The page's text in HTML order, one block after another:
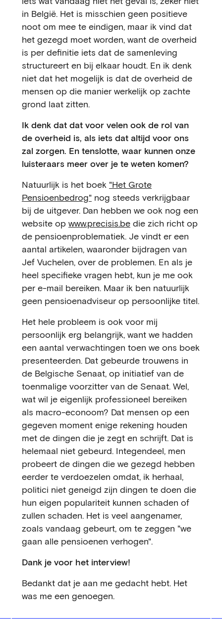
in België. Het is misschien geen positieve
noot om mee te eindigen, maar ik vind dat
het gezegd moet worden, want de overheid
is per definitie iets dat de samenleving
structureert en bij elkaar houdt. En ik denk
niet dat het mogelijk is dat de overheid de
mensen op die manier werkelijk op zachte
grond laat zitten.
Ik denk dat dat voor velen ook de rol van
de overheid is, als iets dat altijd voor ons
zal zorgen. En tenslotte, waar kunnen onze
luisteraars meer over je te weten komen?
Natuurlijk is het boek "Het Grote
Pensioenbedrog" nog steeds verkrijgbaar
bij de uitgever. Dan hebben we ook nog een
website op www.precisis.be die zich richt op
de pensioenproblematiek. Je vindt er een
aantal artikelen, waaronder bijdragen van
Jef Vuchelen, over de problemen. En als je
heel specifieke vragen hebt, kun je me ook
per e-mail bereiken. Maar ik ben natuurlijk
geen pensioenadviseur op persoonlijke titel.
Het hele probleem is ook voor mij
persoonlijk erg belangrijk, want we hadden
een aantal verwachtingen toen we ons boek
presenteerden. Dat gebeurde trouwens in
de Belgische Senaat, op initiatief van de
toenmalige voorzitter van de Senaat. Wel,
wat wil je eigenlijk professioneel bereiken
als macro-econoom? Dat mensen op een
gegeven moment enige rekening houden
met de dingen die je zegt en schrijft. Dat is
helemaal niet gebeurd. Integendeel, men
probeert de dingen die we gezegd hebben
eerder te verdoezelen omdat, ik herhaal,
politici niet geneigd zijn dingen te doen die
hun eigen populariteit kunnen schaden of
zullen schaden. Het is veel aangenamer,
zoals vandaag gebeurt, om te zeggen "we
gaan alle pensioenen verhogen".
Dank je voor het interview!
Bedankt dat je aan me gedacht hebt. Het
was me een genoegen.